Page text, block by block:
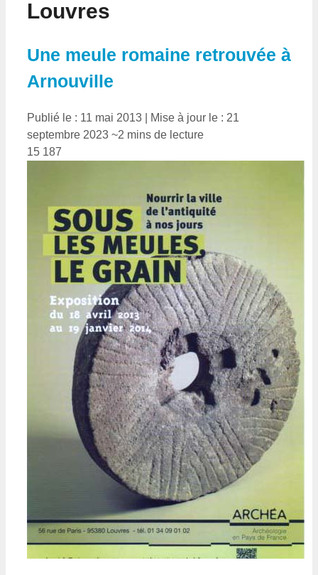
Louvres
Une meule romaine retrouvée à
Arnouville
Publié le : 11 mai 2013
Mise à jour le : 21
septembre 2023 ~2 mins de lecture
15 187